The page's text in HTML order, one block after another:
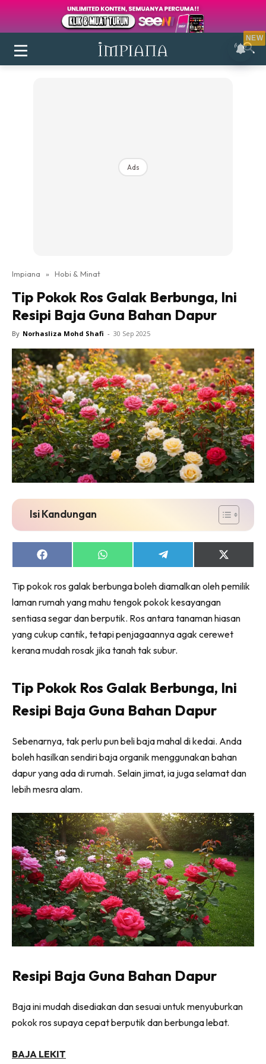
Login|Register
Ruang Makan
Ruang Tamu
Direktori
Interior Design
Landskap
DIY
Bilik Air
Bilik Tidur
Dapur
Ruang Makan
Make Over
Bilik Air
Bilik Tidur
Dapur
Ruang Tamu
Menarik Lagi
Casa Impiana
Impiana Makeover
Makeover Ruang Selebriti
Destinasi
Hotel
Hartanah
High Rise
Video
Beli Di Mana
Buat Sendiri
Ilham Impiana
Ilham Impiana Inspirasi Selebriti
Impiana TV
Casa Impiana
Impiana MakeOver
Lahar Dekor
Sembang Dekor
Sembang Laman
Tip Impiana
Hub Ideaktiv
Ads
Impiana » Hobi & Minat
Tip Pokok Ros Galak Berbunga, Ini
Resipi Baja Guna Bahan Dapur
By Norhasliza Mohd Shafi - 30 Sep 2025
Isi Kandungan
Share
on
Share
on
Share
on
Share
on
(Twitter)
Tip pokok ros galak berbunga boleh diamalkan oleh pemilik
laman rumah yang mahu tengok pokok kesayangan
sentiasa segar dan berputik. Ros antara tanaman hiasan
yang cukup cantik, tetapi penjagaannya agak cerewet
kerana mudah rosak jika tanah tak subur.
Tip Pokok Ros Galak Berbunga, Ini
Resipi Baja Guna Bahan Dapur
Sebenarnya, tak perlu pun beli baja mahal di kedai. Anda
boleh hasilkan sendiri baja organik menggunakan bahan
dapur yang ada di rumah. Selain jimat, ia juga selamat dan
lebih mesra alam.
Resipi Baja Guna Bahan Dapur
Baja ini mudah disediakan dan sesuai untuk menyuburkan
pokok ros supaya cepat berputik dan berbunga lebat.
BAJA LEKIT
NEW